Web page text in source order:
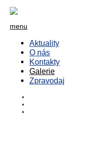
menu
Aktuality
O nás
Kontakty
Galerie
Zpravodaj